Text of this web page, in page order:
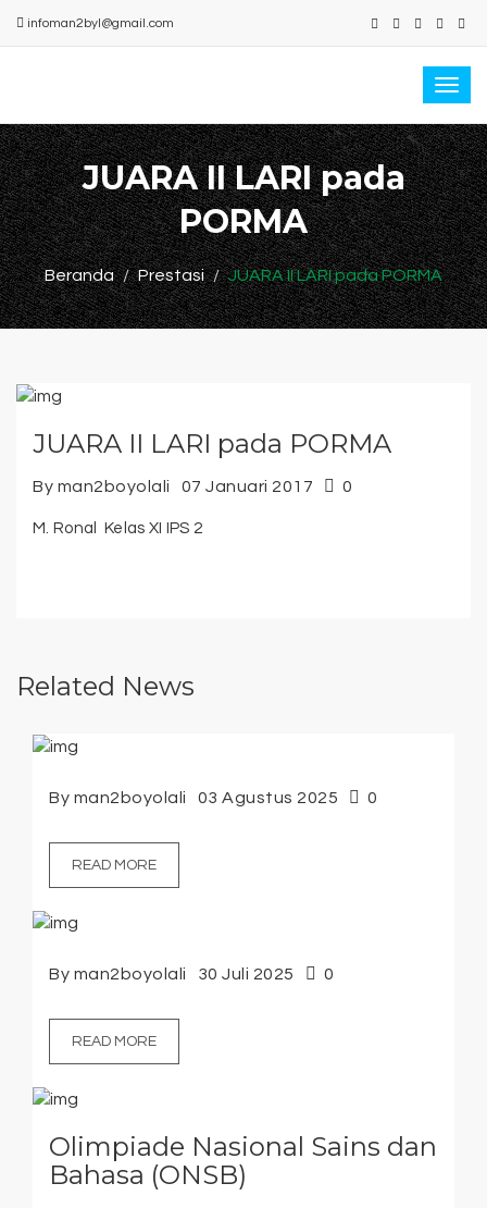
infoman2byl@gmail.com
JUARA II LARI pada
PORMA
Beranda Prestasi JUARA II LARI pada PORMA
JUARA II LARI pada PORMA
By man2boyolali 07 Januari 2017 0
M. Ronal Kelas XI IPS 2
Related News
By man2boyolali 03 Agustus 2025 0
READ MORE
By man2boyolali 30 Juli 2025 0
READ MORE
Olimpiade Nasional Sains dan
Bahasa (ONSB)